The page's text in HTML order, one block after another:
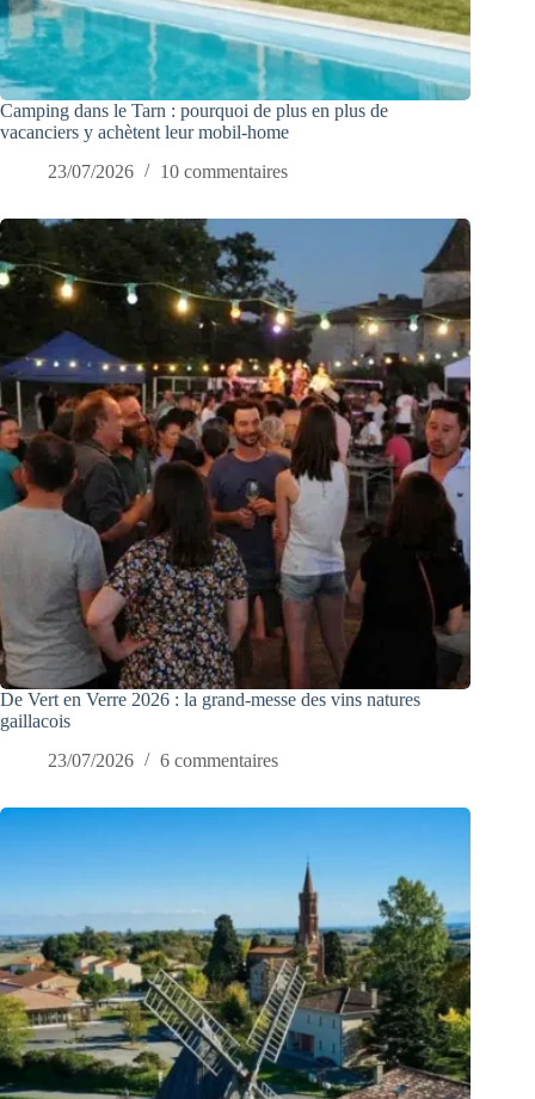
Camping dans le Tarn : pourquoi de plus en plus de
vacanciers y achètent leur mobil-home
23/07/2026
10 commentaires
De Vert en Verre 2026 : la grand-messe des vins natures
gaillacois
23/07/2026
6 commentaires